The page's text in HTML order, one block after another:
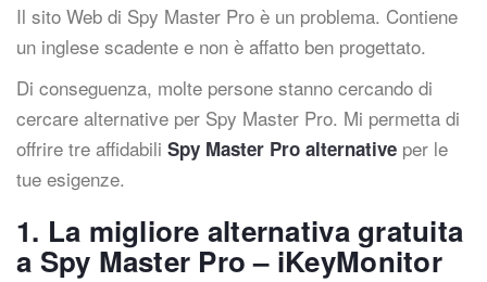
Il sito Web di Spy Master Pro è un problema. Contiene
un inglese scadente e non è affatto ben progettato.
Di conseguenza, molte persone stanno cercando di
cercare alternative per Spy Master Pro. Mi permetta di
offrire tre affidabili Spy Master Pro alternative per le
tue esigenze.
1. La migliore alternativa gratuita
a Spy Master Pro – iKeyMonitor